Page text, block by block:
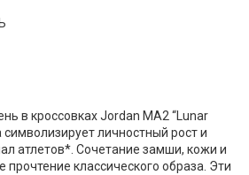
в кроссовках Jordan MA2 “Lunar
символизирует личностный рост и
атлетов*. Сочетание замши, кожи и
прочтение классического образа. Эти